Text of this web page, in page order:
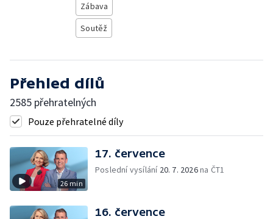
Zábava
Soutěž
Přehled dílů
2585 přehratelných
Pouze přehratelné díly
26 min
17. července
Poslední vysílání 20. 7. 2026na ČT1
16. července